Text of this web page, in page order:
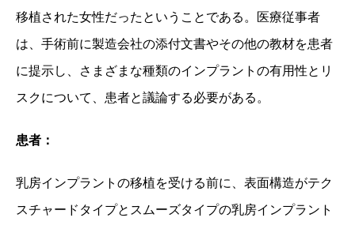
移植された女性だったということである。医療従事者
は、手術前に製造会社の添付文書やその他の教材を患者
に提示し、さまざまな種類のインプラントの有用性とリ
スクについて、患者と議論する必要がある。
患者：
乳房インプラントの移植を受ける前に、表面構造がテク
スチャードタイプとスムーズタイプの乳房インプラント